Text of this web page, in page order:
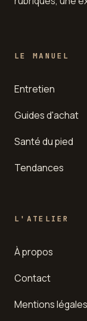
LE MANUEL
Entretien
Guides d'achat
Santé du pied
Tendances
L'ATELIER
À propos
Contact
Mentions légales